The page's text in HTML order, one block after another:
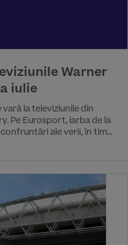
Warner
iulie
la televiziunile din
Pe Eurosport, iarba de la
ale verii, în timp